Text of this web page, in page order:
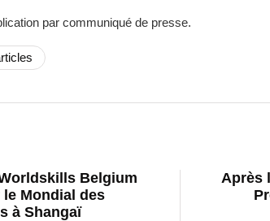
par communiqué de presse.
Belgium
Mondial des
à Shangaï
Après